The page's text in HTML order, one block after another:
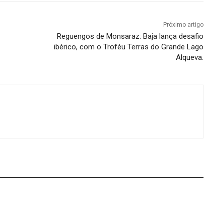
Próximo artigo
Reguengos de Monsaraz: Baja lança desafio
ibérico, com o Troféu Terras do Grande Lago
Alqueva.